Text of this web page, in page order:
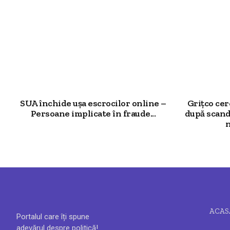
SUA închide ușa escrocilor online –
Persoane implicate în fraude...
Grițco
după
Portalul care îți spune
adevărul despre politică!